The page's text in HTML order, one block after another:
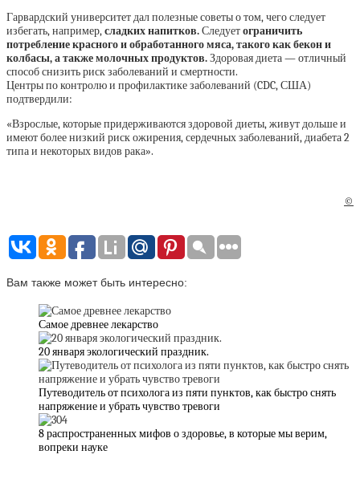
Гарвардский университет дал полезные советы о том, чего следует
избегать, например,сладких напитков.Следуетограничить
потребление красного и обработанного мяса, такого как бекон и
колбасы, а также молочных продуктов.Здоровая диета — отличный
способ снизить риск заболеваний и смертности.
Центры по контролю и профилактике заболеваний (CDC, США)
подтвердили:
«Взрослые, которые придерживаются здоровой диеты, живут дольше и
имеют более низкий риск ожирения, сердечных заболеваний, диабета 2
типа и некоторых видов рака».
©
Вам также может быть интересно:
Самое древнее лекарство
20 января экологический праздник.
Путеводитель от психолога из пяти пунктов, как быстро снять
напряжение и убрать чувство тревоги
8 распространенных мифов о здоровье, в которые мы верим,
вопреки науке